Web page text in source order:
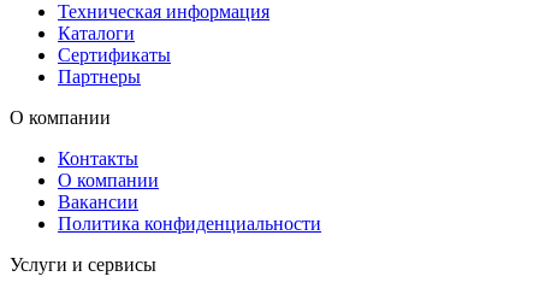
Техническая информация
Каталоги
Сертификаты
Партнеры
О компании
Контакты
О компании
Вакансии
Политика конфиденциальности
Услуги и сервисы